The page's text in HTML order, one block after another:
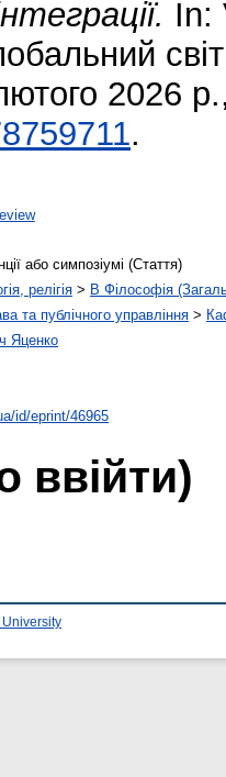
In:
2026
.
або симпозіумі (Стаття)
релігія > B Філософія
та публічного управління >
Яценко
id/eprint/46965
ввійти)
University